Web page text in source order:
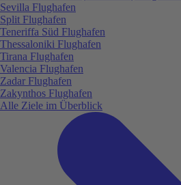
Sevilla Flughafen
Split Flughafen
Teneriffa Süd Flughafen
Thessaloniki Flughafen
Tirana Flughafen
Valencia Flughafen
Zadar Flughafen
Zakynthos Flughafen
Alle Ziele im Überblick